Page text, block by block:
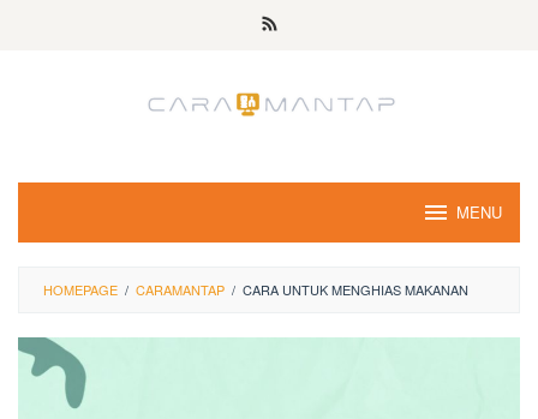
MENU
HOMEPAGE / CARAMANTAP / CARA UNTUK MENGHIAS MAKANAN